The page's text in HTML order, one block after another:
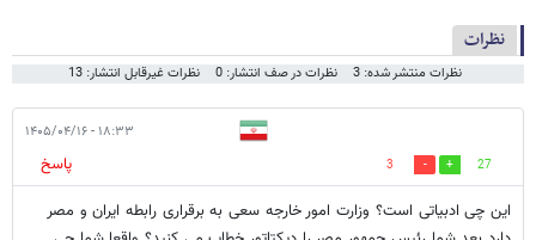
نظرات
نظرات منتشر شده: 3 نظرات در صف انتشار: 0 نظرات غیرقابل انتشار: 13
۱۸:۳۳ - ۱۴۰۵/۰۴/۱۶
27
3
پاسخ
این چی ادبیاتی است؟ وزارت امور خارجه سعی به برقراری رابطه ایران و مصر